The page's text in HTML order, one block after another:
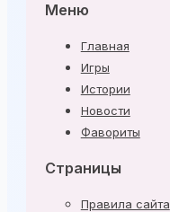
Меню
Главная
Игры
Истории
Новости
Фавориты
Страницы
Правила сайта